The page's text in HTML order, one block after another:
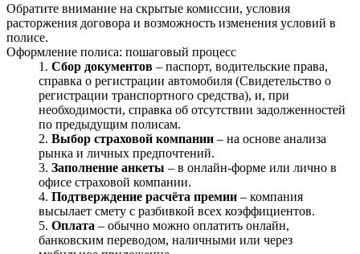
Обратите внимание на скрытые комиссии, условия
расторжения договора и возможность изменения условий в
полисе.
Оформление полиса: пошаговый процесс
Сбор документов – паспорт, водительские права,
справка о регистрации автомобиля (Свидетельство о
регистрации транспортного средства), и, при
необходимости, справка об отсутствии задолженностей
по предыдущим полисам.
Выбор страховой компании – на основе анализа
рынка и личных предпочтений.
Заполнение анкеты – в онлайн-форме или лично в
офисе страховой компании.
Подтверждение расчёта премии – компания
высылает смету с разбивкой всех коэффициентов.
Оплата – обычно можно оплатить онлайн,
банковским переводом, наличными или через